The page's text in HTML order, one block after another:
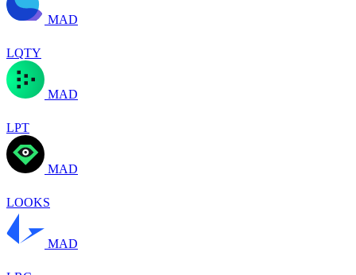
MAD
LQTY
MAD
LPT
MAD
LOOKS
MAD